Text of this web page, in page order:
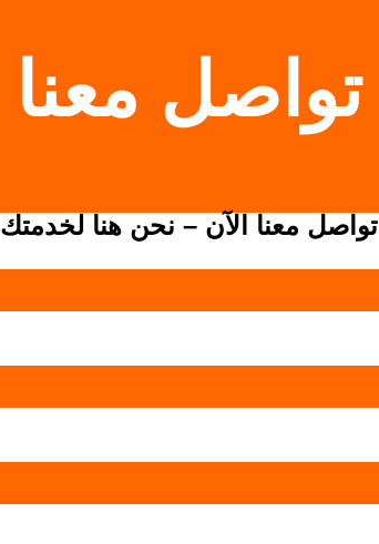
تواصل معنا
تواصل معنا الآن – نحن هنا لخدمتك